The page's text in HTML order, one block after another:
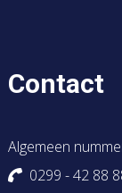
Contact
Algemeen
0299 - 42 88